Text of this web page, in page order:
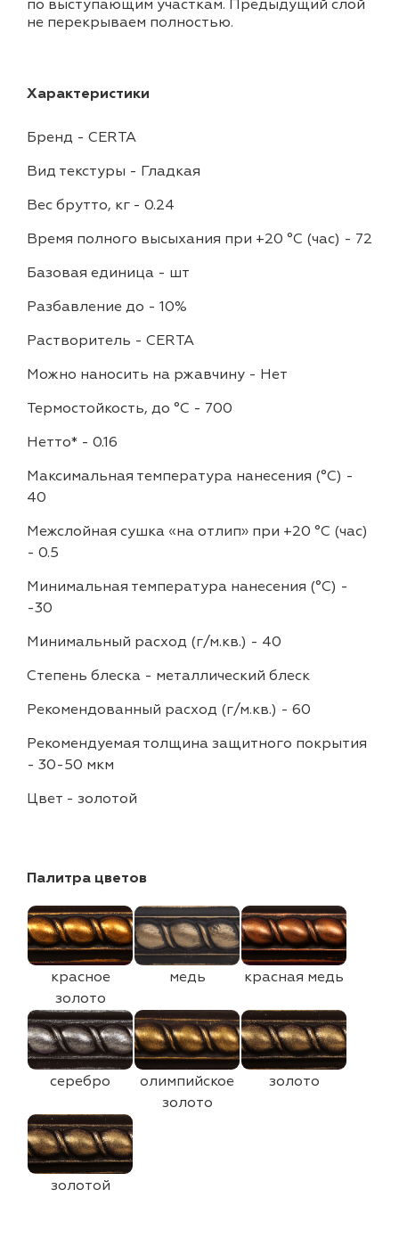
по выступающим участкам. Предыдущий слой
не перекрываем полностью.
Характеристики
Бренд - CERTA
Вид текстуры - Гладкая
Вес брутто, кг - 0.24
Время полного высыхания при +20 °С (час) - 72
Базовая единица - шт
Разбавление до - 10%
Растворитель - CERTA
Можно наносить на ржавчину - Нет
Термостойкость, до °C - 700
Нетто* - 0.16
Максимальная температура нанесения (°С) -
40
Межслойная сушка «на отлип» при +20 °С (час)
- 0.5
Минимальная температура нанесения (°С) -
-30
Минимальный расход (г/м.кв.) - 40
Степень блеска - металлический блеск
Рекомендованный расход (г/м.кв.) - 60
Рекомендуемая толщина защитного покрытия
- 30-50 мкм
Цвет - золотой
Палитра цветов
красное
золото
медь красная медь
серебро
олимпийское
золото
золото
золотой